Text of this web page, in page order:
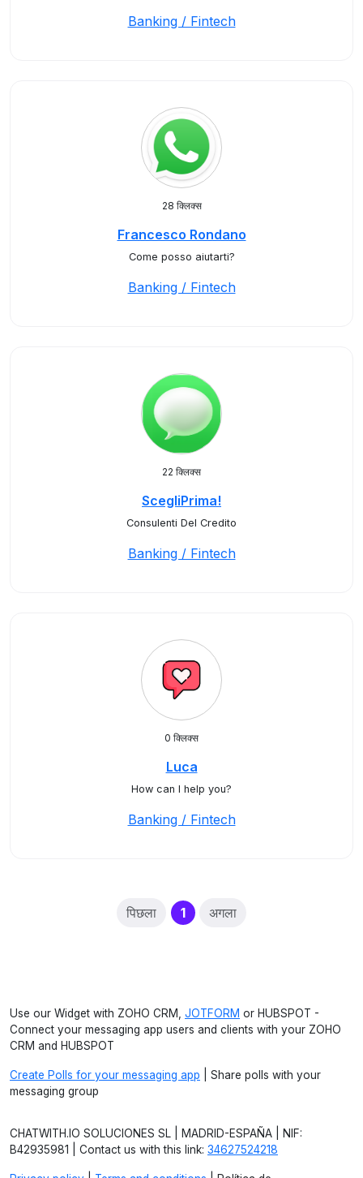
Banking / Fintech
28 क्लिक्स
Francesco Rondano
Come posso aiutarti?
Banking / Fintech
22 क्लिक्स
ScegliPrima!
Consulenti Del Credito
Banking / Fintech
0 क्लिक्स
Luca
How can I help you?
Banking / Fintech
पिछला 1(current)
अगला
Use our Widget with ZOHO CRM, JOTFORM or HUBSPOT -
Connect your messaging app users and clients with your ZOHO
CRM and HUBSPOT
Create Polls for your messaging app | Share polls with your
messaging group
CHATWITH.IO SOLUCIONES SL | MADRID-ESPAÑA | NIF:
B42935981 | Contact us with this link: 34627524218